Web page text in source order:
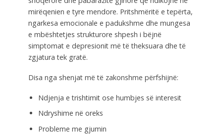
mirëqenien e tyre mendore. Pritshmëritë e tepërta,
ngarkesa emocionale e padukshme dhe mungesa
e mbështetjes strukturore shpesh i bëjnë
simptomat e depresionit më të theksuara dhe të
zgjatura tek gratë.
Disa nga shenjat më të zakonshme përfshijnë:
Ndjenja e trishtimit ose humbjes së interesit
Ndryshime në oreks
Probleme me gjumin